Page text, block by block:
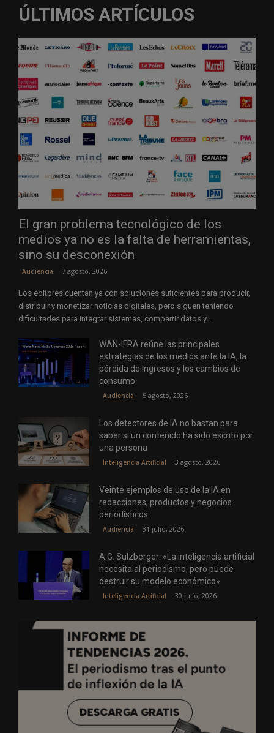
ÚLTIMOS ARTÍCULOS
El gran problema tecnológico de los
medios ya no es la falta de herramientas,
sino su desconexión
Audiencia 7 agosto, 2026
Los editores cuentan ya con soluciones suficientes para producir,
distribuir y monetizar noticias digitales, pero siguen teniendo
dificultades para integrar sistemas, compartir datos y...
WAN-IFRA reúne las principales
estrategias de los medios ante la IA, la
pérdida de ingresos y los cambios de
consumo
Audiencia 5 agosto, 2026
Los detectores de IA no bastan para
saber si un contenido ha sido escrito por
una persona
Inteligencia Artificial 3 agosto, 2026
Veinte ejemplos de uso de la IA en
redacciones, productos y negocios
periodísticos
Audiencia 31 julio, 2026
A.G. Sulzberger: «La inteligencia artificial
necesita al periodismo, pero puede
destruir su modelo económico»
Inteligencia Artificial 30 julio, 2026